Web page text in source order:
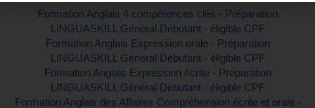
Formation Anglais 4 compétences clés - Préparation
LINGUASKILL Général Débutant - éligible CPF
Formation Anglais Expression orale - Préparation
LINGUASKILL Général Débutant - éligible CPF
Formation Anglais Expression écrite - Préparation
LINGUASKILL Général Débutant - éligible CPF
Formation Anglais des Affaires Compréhension écrite et orale -